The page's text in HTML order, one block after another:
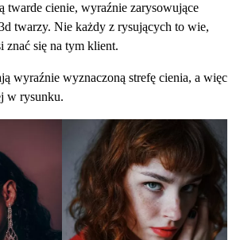
twarde cienie, wyraźnie zarysowujące
twarzy. Nie każdy z rysujących to wie,
znać się na tym klient.
wyraźnie wyznaczoną strefę cienia, a więc
w rysunku.